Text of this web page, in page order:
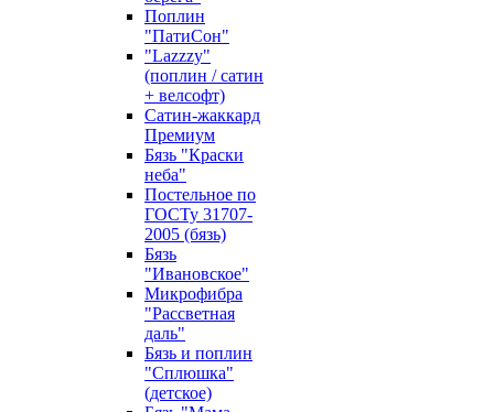
Поплин
"ПатиСон"
"Lazzzy"
(поплин / сатин
+ велсофт)
Сатин-жаккард
Премиум
Бязь "Краски
неба"
Постельное по
ГОСТу 31707-
2005 (бязь)
Бязь
"Ивановское"
Микрофибра
"Рассветная
даль"
Бязь и поплин
"Сплюшка"
(детское)